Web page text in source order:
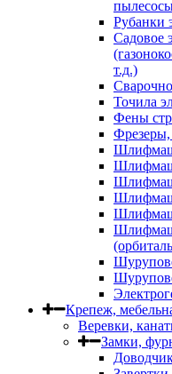
Рубанки
Садовое
т.д.)
Точила
Фены
Крепеж,
Веревки,
Замки,